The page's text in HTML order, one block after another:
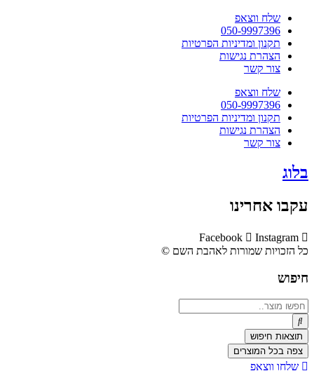
שלח ווצאפ
050-9997396
תקנון ומדיניות הפרטיות
הצהרת נגישות
צור קשר
שלח ווצאפ
050-9997396
תקנון ומדיניות הפרטיות
הצהרת נגישות
צור קשר
בלוג
עקבו אחרינו
Facebook
Instagram
כל הזכויות שמורות לאהבת השם ©​
חיפוש
Search
...
תוצאות חיפוש
צפה בכל המוצרים
שלחו ווצאפ